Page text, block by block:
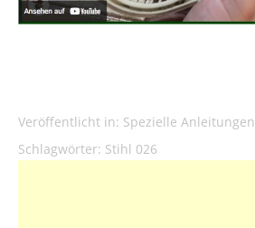
Veröffentlicht in: Spezielle Anleitungen
Schlagwörter: Stihl 026